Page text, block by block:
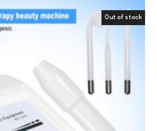
Out of stock